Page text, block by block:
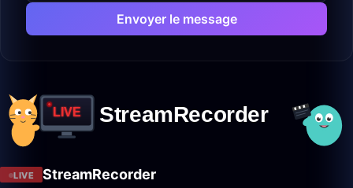
Envoyer le message
LIVE StreamRecorder